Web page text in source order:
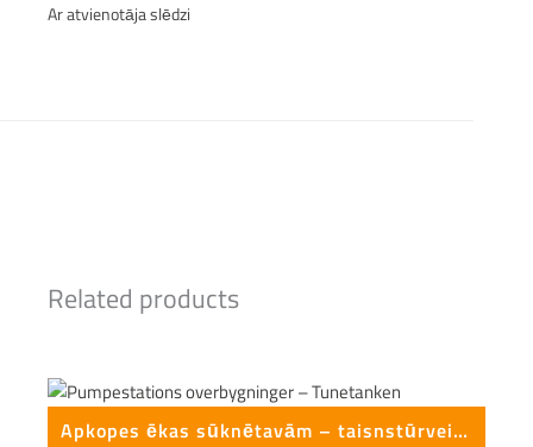
Ar atvienotāja slēdzi
Related products
Apkopes ēkas sūknētavām – taisnstūrveida